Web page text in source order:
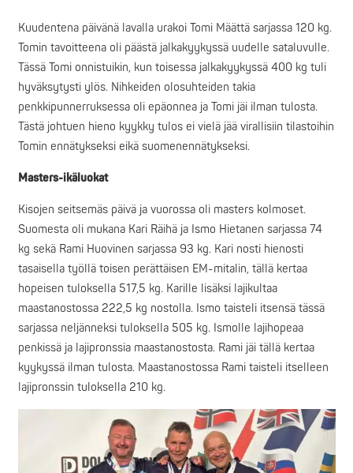
Kuudentena päivänä lavalla urakoi Tomi Määttä sarjassa 120 kg.
Tomin tavoitteena oli päästä jalkakyykyssä uudelle sataluvulle.
Tässä Tomi onnistuikin, kun toisessa jalkakyykyssä 400 kg tuli
hyväksytysti ylös. Nihkeiden olosuhteiden takia
penkkipunnerruksessa oli epäonnea ja Tomi jäi ilman tulosta.
Tästä johtuen hieno kyykky tulos ei vielä jää virallisiin tilastoihin
Tomin ennätykseksi eikä suomenennätykseksi.
Masters-ikäluokat
Kisojen seitsemäs päivä ja vuorossa oli masters kolmoset.
Suomesta oli mukana Kari Räihä ja Ismo Hietanen sarjassa 74
kg sekä Rami Huovinen sarjassa 93 kg. Kari nosti hienosti
tasaisella työllä toisen perättäisen EM-mitalin, tällä kertaa
hopeisen tuloksella 517,5 kg. Karille lisäksi lajikultaa
maastanostossa 222,5 kg nostolla. Ismo taisteli itsensä tässä
sarjassa neljänneksi tuloksella 505 kg. Ismolle lajihopeaa
penkissä ja lajipronssia maastanostosta. Rami jäi tällä kertaa
kyykyssä ilman tulosta. Maastanostossa Rami taisteli itselleen
lajipronssin tuloksella 210 kg.